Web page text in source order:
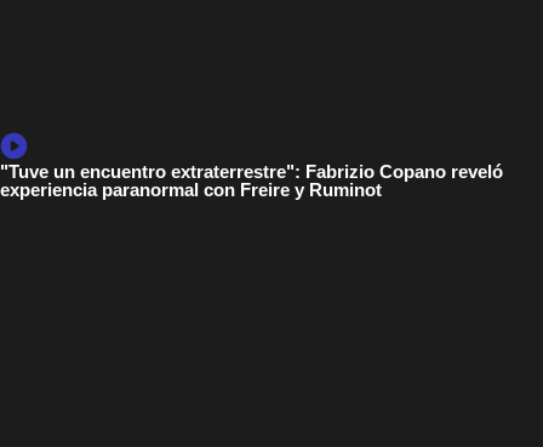
"Tuve un encuentro extraterrestre": Fabrizio Copano reveló
experiencia paranormal con Freire y Ruminot